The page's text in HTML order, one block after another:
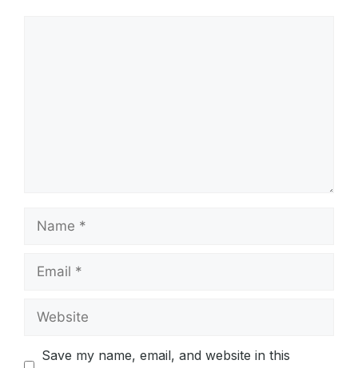
Name
Email
Website
Save my name, email, and website in this